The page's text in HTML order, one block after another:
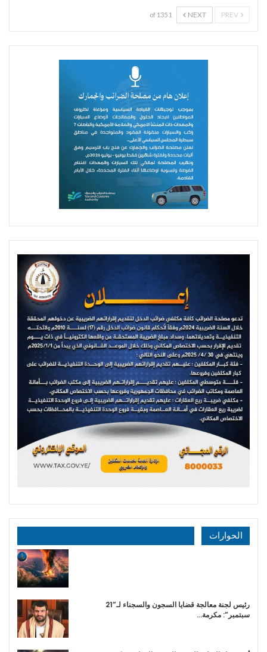
NEXT
1 of 135
الحوارات
رئيس لجنة معالجة قضايا السجون والسجناء لـ”21
سبتمبر”: مكرمة…